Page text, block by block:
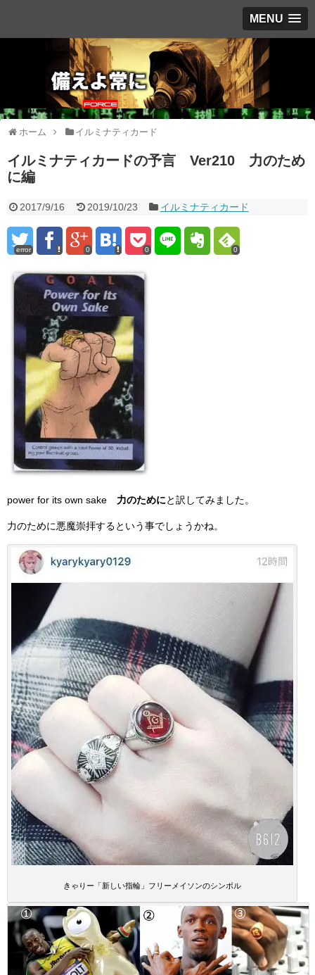
MENU
ホーム イルミナティカード
イルミナティカードの予言 Ver210 力のため
に編
2017/9/16 2019/10/23 イルミナティカード
error 0 0 0
power for its own sake 力のためにと訳してみました。
力のために悪魔崇拝するという事でしょうかね。
きゃりー「新しい指輪」フリーメイソンのシンボル